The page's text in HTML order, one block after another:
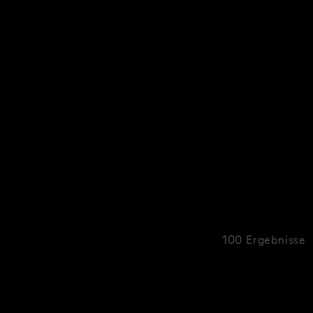
100 Ergebnisse